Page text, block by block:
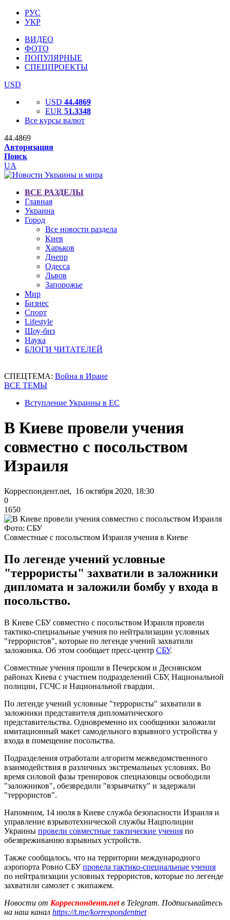
РУС
УКР
ВИДЕО
ФОТО
ПОПУЛЯРНЫЕ
СПЕЦПРОЕКТЫ
USD
USD 44.4869
EUR 51.3348
Все курсы валют
44.4869
Авторизация
Поиск
UA
ВСЕ РАЗДЕЛЫ
Главная
Украина
Город
Все новости раздела
Киев
Харьков
Днепр
Одесса
Львов
Запорожье
Мир
Бизнес
Спорт
Lifestyle
Шоу-биз
Наука
БЛОГИ ЧИТАТЕЛЕЙ
СПЕЦТЕМА: Война в Иране
ВСЕ ТЕМЫ
Вступление Украины в ЕС
В Киеве провели учения
совместно с посольством
Израиля
Корреспондент.net, 16 октября 2020, 18:30
0
1650
Фото: СБУ
Совместные с посольством Израиля учения в Киеве
По легенде учений условные
"террористы" захватили в заложники
дипломата и заложили бомбу у входа в
посольство.
В Киеве СБУ совместно с посольством Израиля провели
тактико-специальные учения по нейтрализации условных
"террористов", которые по легенде учений захватили
заложника. Об этом сообщает пресс-центр СБУ.
Совместные учения прошли в Печерском и Деснянском
районах Киева с участием подразделений СБУ, Национальной
полиции, ГСЧС и Национальной гвардии.
По легенде учений условные "террористы" захватили в
заложники представителя дипломатического
представительства. Одновременно их сообщники заложили
имитационный макет самодельного взрывного устройства у
входа в помещение посольства.
Подразделения отработали алгоритм межведомственного
взаимодействия в различных экстремальных условиях. Во
время силовой фазы тренировок спецназовцы освободили
"заложников", обезвредили "взрывчатку" и задержали
"террористов".
Напомним, 14 июля в Киеве служба безопасности Израиля и
управление взрывотехнической службы Нацполиции
Украины провели совместные тактические учения по
обезвреживанию взрывных устройств.
Также сообщалось, что на территории международного
аэропорта Ровно СБУпровела тактико-специальные учения
по нейтрализации условных террористов, которые по легенде
захватили самолет с экипажем.
Новости от Корреспондент.netв Telegram. Подписывайтесь
на наш канал https://t.me/korrespondentnet